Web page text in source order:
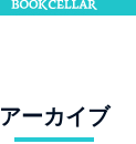
アーカイブ